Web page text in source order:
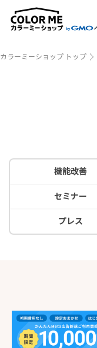
カラーミーショップ トップ
機能改善
セミナー
プレス